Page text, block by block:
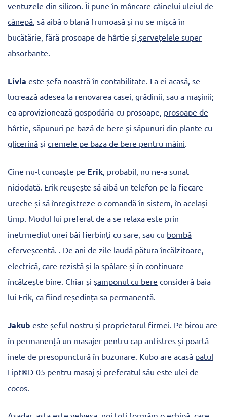
ventuzele din silicon. Îi pune în mâncare câinelui uleiul de
cânepă, să aibă o blană frumoasă și nu se mișcă în
bucătărie, fără prosoape de hârtie și șervețelele super
absorbante.
Lívia este șefa noastră în contabilitate. La ei acasă, se
lucrează adesea la renovarea casei, grădinii, sau a mașinii;
ea aprovizionează gospodăria cu prosoape, prosoape de
hârtie, săpunuri pe bază de bere și săpunuri din plante cu
glicerină și cremele pe baza de bere pentru mâini.
Cine nu-l cunoaște pe Erik, probabil, nu ne-a sunat
niciodată. Erik reușește să aibă un telefon pe la fiecare
ureche și să înregistreze o comandă în sistem, în același
timp. Modul lui preferat de a se relaxa este prin
inetrmediul unei băi fierbinți cu sare, sau cu bombă
eferveșcentă. . De ani de zile laudă pătura încălzitoare,
electrică, care rezistă și la spălare și în continuare
încălzește bine. Chiar și șamponul cu bere consideră baia
lui Erik, ca fiind reședința sa permanentă.
Jakub este șeful nostru și proprietarul firmei. Pe birou are
în permanență un masajer pentru cap antistres și poartă
inele de presopunctură în buzunare. Kubo are acasă patul
Lipt®D-05 pentru masaj și preferatul său este ulei de
cocos.